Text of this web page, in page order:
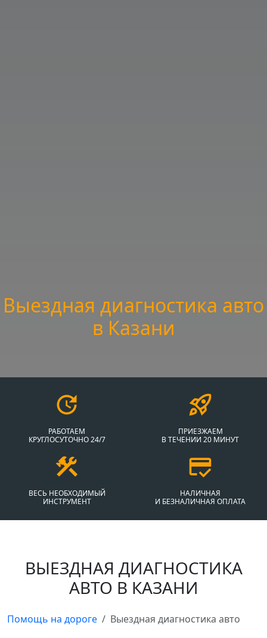
Выездная диагностика авто
в Казани
РАБОТАЕМ
КРУГЛОСУТОЧНО 24/7
ПРИЕЗЖАЕМ
В ТЕЧЕНИИ 20 МИНУТ
ВЕСЬ НЕОБХОДИМЫЙ
ИНСТРУМЕНТ
НАЛИЧНАЯ
И БЕЗНАЛИЧНАЯ ОПЛАТА
ВЫЕЗДНАЯ ДИАГНОСТИКА
АВТО В КАЗАНИ
Помощь на дороге Выездная диагностика авто